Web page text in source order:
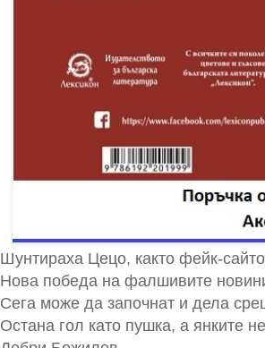
Шунтираха Цецо, както фейк-
Нова победа на фалшивите
Сега може да започнат и дела
Остана гол като пушка, а янките